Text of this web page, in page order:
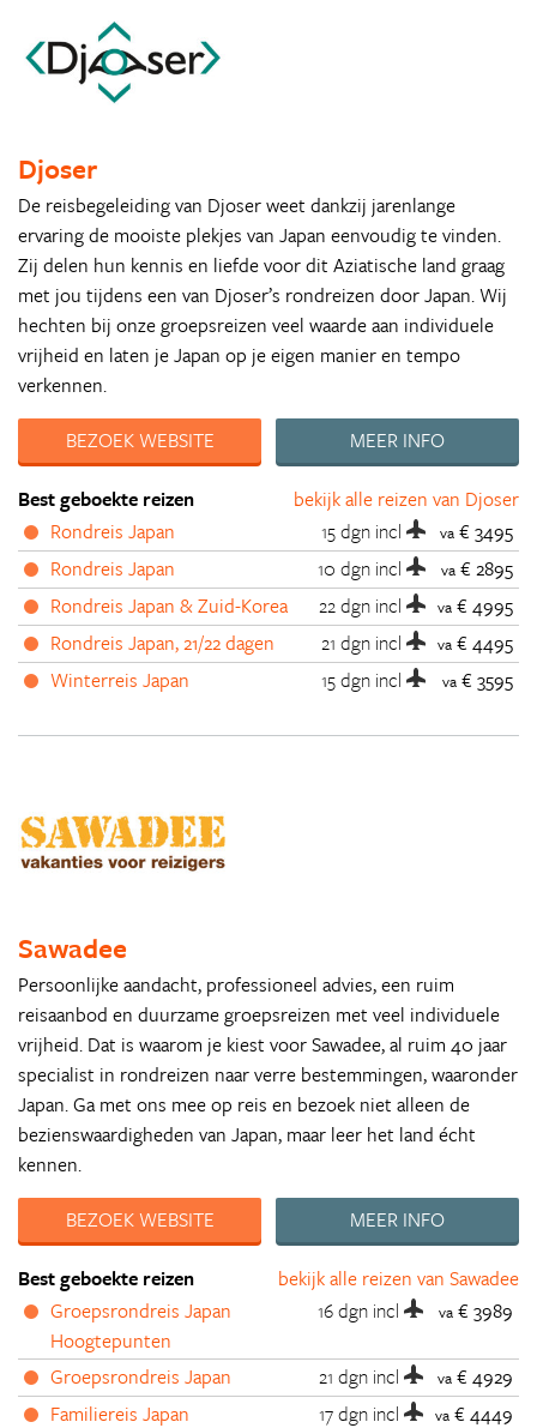
Djoser
De reisbegeleiding van Djoser weet dankzij jarenlange
ervaring de mooiste plekjes van Japan eenvoudig te vinden.
Zij delen hun kennis en liefde voor dit Aziatische land graag
met jou tijdens een van Djoser’s rondreizen door Japan. Wij
hechten bij onze groepsreizen veel waarde aan individuele
vrijheid en laten je Japan op je eigen manier en tempo
verkennen.
BEZOEK WEBSITE
MEER INFO
bekijk alle reizen van Djoser
Best geboekte reizen
Rondreis Japan
15 dgn incl va € 3495
Rondreis Japan
10 dgn incl va € 2895
Rondreis Japan & Zuid-Korea
22 dgn incl va € 4995
Rondreis Japan, 21/22 dagen
21 dgn incl va € 4495
Winterreis Japan
15 dgn incl va € 3595
Sawadee
Persoonlijke aandacht, professioneel advies, een ruim
reisaanbod en duurzame groepsreizen met veel individuele
vrijheid. Dat is waarom je kiest voor Sawadee, al ruim 40 jaar
specialist in rondreizen naar verre bestemmingen, waaronder
Japan. Ga met ons mee op reis en bezoek niet alleen de
bezienswaardigheden van Japan, maar leer het land écht
kennen.
BEZOEK WEBSITE
MEER INFO
bekijk alle reizen van Sawadee
Best geboekte reizen
Groepsrondreis Japan
Hoogtepunten
16 dgn incl va € 3989
Groepsrondreis Japan 21 dgn incl va € 4929
Familiereis Japan
17 dgn incl va € 4449